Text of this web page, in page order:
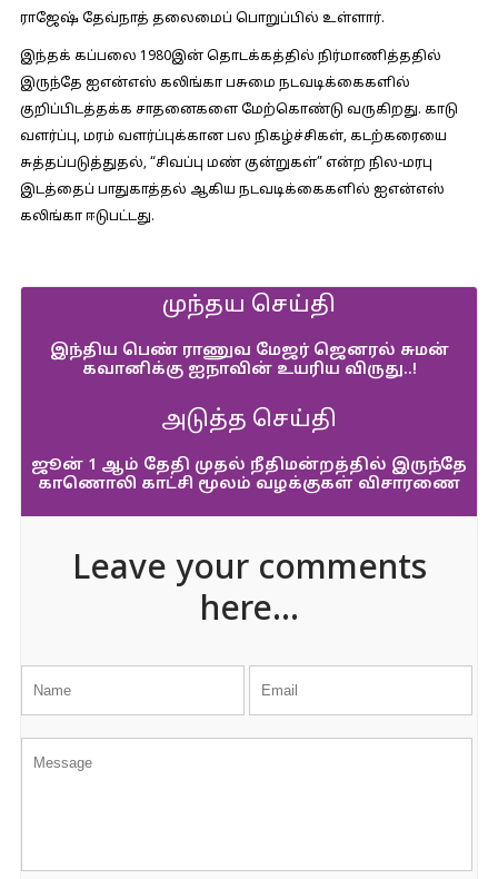
ராஜேஷ் தேவ்நாத் தலைமைப் பொறுப்பில் உள்ளார்.
இந்தக் கப்பலை 1980இன் தொடக்கத்தில் நிர்மாணித்ததில்
இருந்தே ஐஎன்எஸ் கலிங்கா பசுமை நடவடிக்கைகளில்
குறிப்பிடத்தக்க சாதனைகளை மேற்கொண்டு வருகிறது. காடு
வளர்ப்பு, மரம் வளர்ப்புக்கான பல நிகழ்ச்சிகள், கடற்கரையை
சுத்தப்படுத்துதல், “சிவப்பு மண் குன்றுகள்” என்ற நில-மரபு
இடத்தைப் பாதுகாத்தல் ஆகிய நடவடிக்கைகளில் ஐஎன்எஸ்
கலிங்கா ஈடுபட்டது.
முந்தய செய்தி
இந்திய பெண் ராணுவ மேஜர் ஜெனரல் சுமன்
கவானிக்கு ஐநாவின் உயரிய விருது..!
அடுத்த செய்தி
ஜூன் 1 ஆம் தேதி முதல் நீதிமன்றத்தில் இருந்தே
காணொலி காட்சி மூலம் வழக்குகள் விசாரணை
Leave your comments
here...